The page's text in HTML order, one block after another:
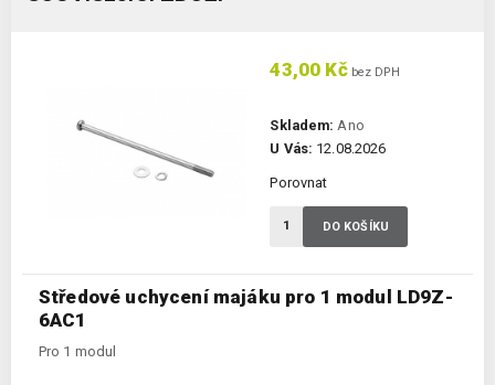
Středové uchycení majáku pro 1 modul LD9Z-
6AC1
Pro 1 modul
43,00 Kčbez DPH
Skladem: Ano
U Vás: 12.08.2026
Porovnat
DO KOŠÍKU